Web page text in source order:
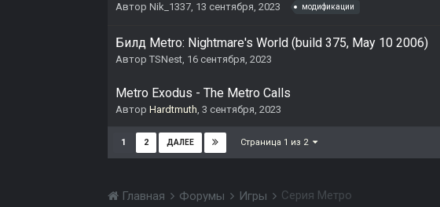
Автор Nik_1337, 13 сентября, 2023 модификации
Билд Metro: Nightmare's World (build 375, May 10 2006)
Автор TSNest, 16 сентября, 2023
Metro Exodus - The Metro Calls
Автор Hardtmuth, 3 сентября, 2023
1 2 ДАЛЕЕ Страница 1 из 2
Главная Форумы Игры Серия Метро